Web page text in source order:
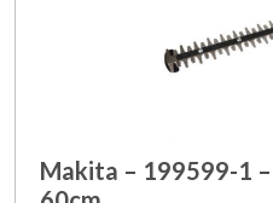
Makita – 199599-1